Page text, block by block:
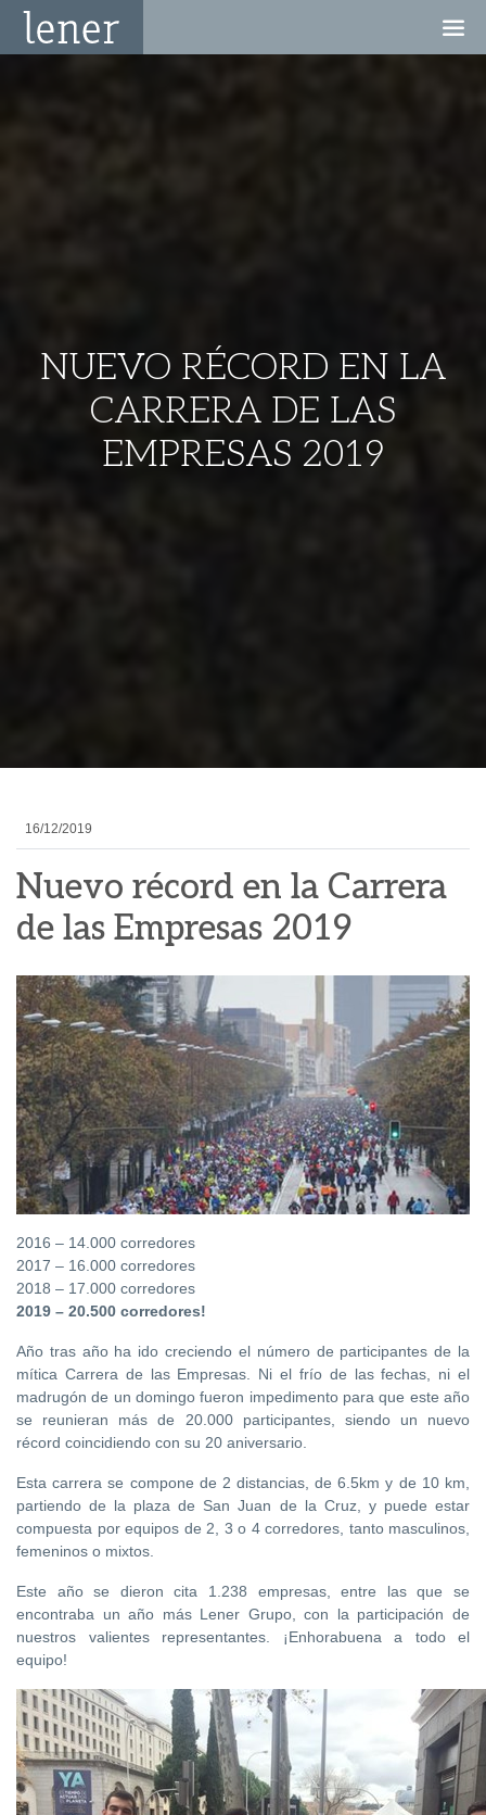
NUEVO RÉCORD EN LA
CARRERA DE LAS
EMPRESAS 2019
16/12/2019
Nuevo récord en la Carrera
de las Empresas 2019
2016 – 14.000 corredores
2017 – 16.000 corredores
2018 – 17.000 corredores
2019 – 20.500 corredores!
Año tras año ha ido creciendo el número de participantes de la
mítica Carrera de las Empresas. Ni el frío de las fechas, ni el
madrugón de un domingo fueron impedimento para que este año
se reunieran más de 20.000 participantes, siendo un nuevo
récord coincidiendo con su 20 aniversario.
Esta carrera se compone de 2 distancias, de 6.5km y de 10 km,
partiendo de la plaza de San Juan de la Cruz, y puede estar
compuesta por equipos de 2, 3 o 4 corredores, tanto masculinos,
femeninos o mixtos.
Este año se dieron cita 1.238 empresas, entre las que se
encontraba un año más Lener Grupo, con la participación de
nuestros valientes representantes. ¡Enhorabuena a todo el
equipo!